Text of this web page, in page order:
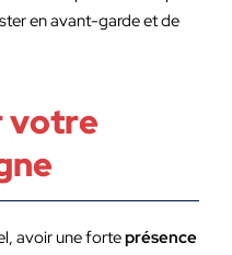
en avant-garde et de
votre
avoir une forteprésence